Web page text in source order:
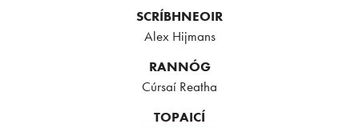
SCRÍBHNEOIR
Alex Hijmans
RANNÓG
Cúrsaí Reatha
TOPAICÍ